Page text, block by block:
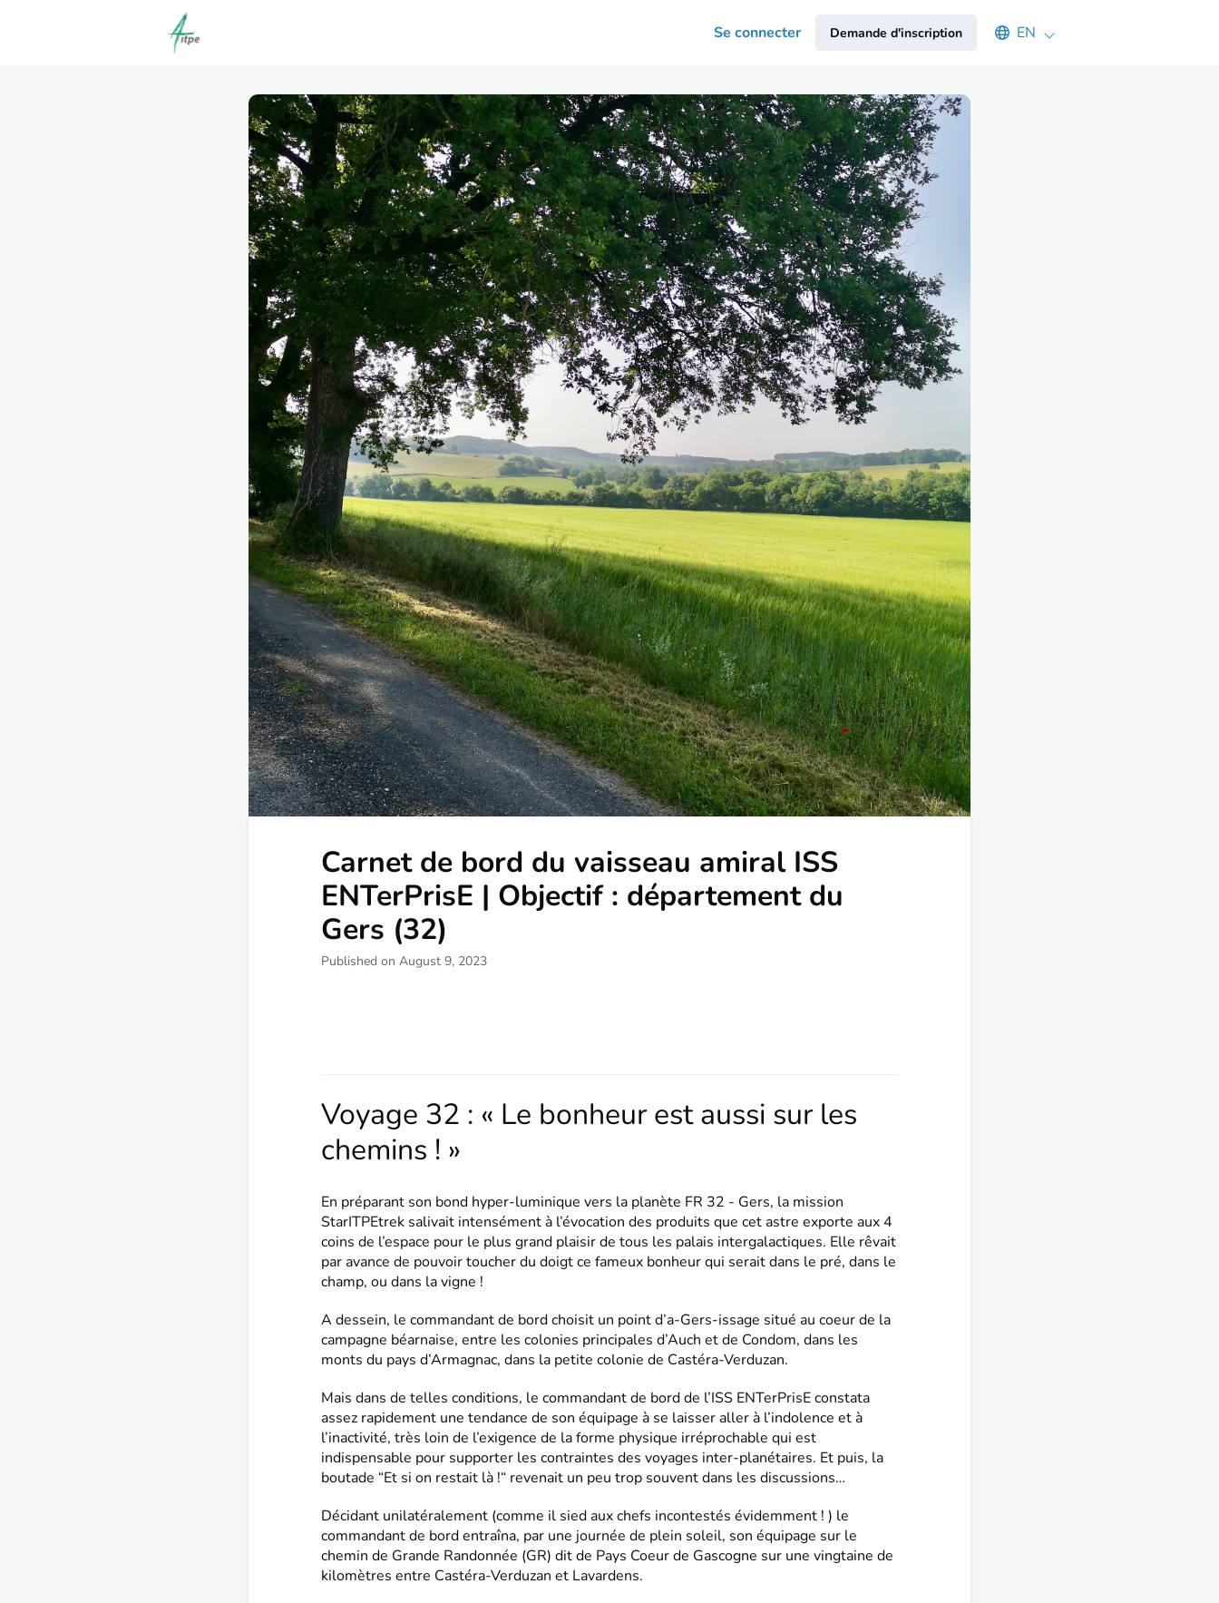
Offres d'emploi dépôt/consultation Votre association
Clubs | Promos
Se connecter Demande d'inscription Select an available language
EN
Carnet de bord du vaisseau amiral ISS
ENTerPrisE | Objectif : département du
Gers (32)
Published on August 9, 2023
Voyage 32 : « Le bonheur est aussi sur les
chemins ! »
En préparant son bond hyper-luminique vers la planète FR 32 - Gers, la mission
StarITPEtrek salivait intensément à l’évocation des produits que cet astre exporte aux 4
coins de l’espace pour le plus grand plaisir de tous les palais intergalactiques. Elle rêvait
par avance de pouvoir toucher du doigt ce fameux bonheur qui serait dans le pré, dans le
champ, ou dans la vigne !
A dessein, le commandant de bord choisit un point d’a-Gers-issage situé au coeur de la
campagne béarnaise, entre les colonies principales d’Auch et de Condom, dans les
monts du pays d’Armagnac, dans la petite colonie de Castéra-Verduzan.
Mais dans de telles conditions, le commandant de bord de l’ISS ENTerPrisE constata
assez rapidement une tendance de son équipage à se laisser aller à l’indolence et à
l’inactivité, très loin de l’exigence de la forme physique irréprochable qui est
indispensable pour supporter les contraintes des voyages inter-planétaires. Et puis, la
boutade “Et si on restait là !“ revenait un peu trop souvent dans les discussions…
Décidant unilatéralement (comme il sied aux chefs incontestés évidemment ! ) le
commandant de bord entraîna, par une journée de plein soleil, son équipage sur le
chemin de Grande Randonnée (GR) dit de Pays Coeur de Gascogne sur une vingtaine de
kilomètres entre Castéra-Verduzan et Lavardens.